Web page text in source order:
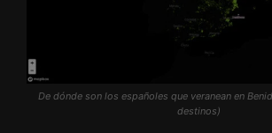
De dónde son los españoles que veranean en
destinos)